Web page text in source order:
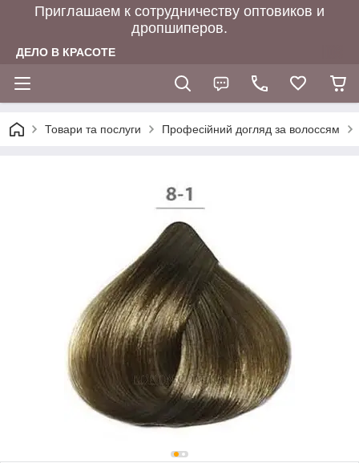
Приглашаем к сотрудничеству оптовиков и
дропшиперов.
ДЕЛО В КРАСОТЕ
Товари та послуги Професійний догляд за волоссям